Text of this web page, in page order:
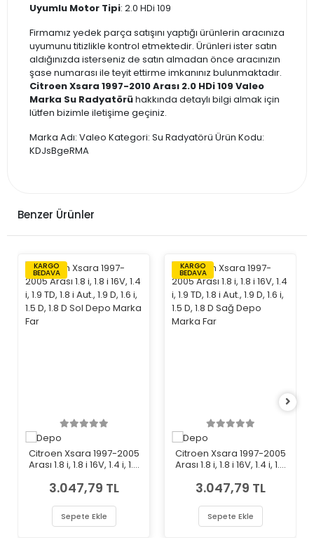
Uyumlu Motor Tipi: 2.0 HDi 109
Firmamız yedek parça satışını yaptığı ürünlerin aracınıza
uyumunu titizlikle kontrol etmektedir. Ürünleri ister satın
aldığınızda isterseniz de satın almadan önce aracınızın
şase numarası ile teyit ettirme imkanınız bulunmaktadır.
Citroen Xsara 1997-2010 Arası 2.0 HDi 109 Valeo
Marka Su Radyatörühakkında detaylı bilgi almak için
lütfen bizimle iletişime geçiniz.
Marka Adı: Valeo Kategori: Su Radyatörü Ürün Kodu:
KDJsBgeRMA
Benzer Ürünler
KARGO
BEDAVA
Citroen Xsara 1997-2005
Arası 1.8 i, 1.8 i 16V, 1.4 i, 1.9
1.8 D Sol Depo Marka Far
3.047,79 TL
Sepete Ekle
KARGO
BEDAVA
Citroen Xsara 1997-2005
Arası 1.8 i, 1.8 i 16V, 1.4 i, 1.9
1.8 D Sağ Depo Marka Far
3.047,79 TL
Sepete Ekle